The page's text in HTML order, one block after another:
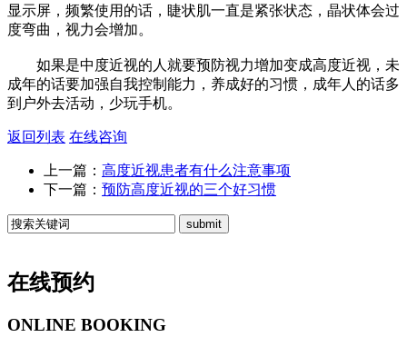
显示屏，频繁使用的话，睫状肌一直是紧张状态，晶状体会过
度弯曲，视力会增加。
如果是中度近视的人就要预防视力增加变成高度近视，未
成年的话要加强自我控制能力，养成好的习惯，成年人的话多
到户外去活动，少玩手机。
返回列表 在线咨询
上一篇： 高度近视患者有什么注意事项
下一篇： 预防高度近视的三个好习惯
在线预约
ONLINE BOOKING